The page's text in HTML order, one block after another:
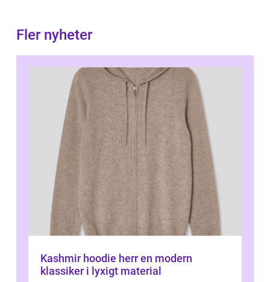
Fler nyheter
Kashmir hoodie herr en modern
klassiker i lyxigt material